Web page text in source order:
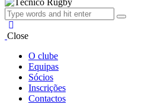
Close
O clube
Equipas
Sócios
Inscrições
Contactos